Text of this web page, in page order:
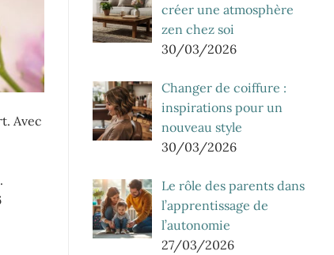
Avec
créer une atmosphère
zen chez soi
30/03/2026
Changer de coiffure :
inspirations pour un
nouveau style
30/03/2026
Le rôle des parents dans
l’apprentissage de
l’autonomie
27/03/2026